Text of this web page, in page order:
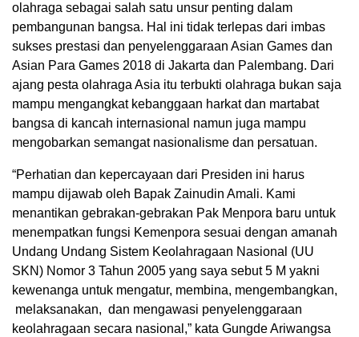
olahraga sebagai salah satu unsur penting dalam
pembangunan bangsa. Hal ini tidak terlepas dari imbas
sukses prestasi dan penyelenggaraan Asian Games dan
Asian Para Games 2018 di Jakarta dan Palembang. Dari
ajang pesta olahraga Asia itu terbukti olahraga bukan saja
mampu mengangkat kebanggaan harkat dan martabat
bangsa di kancah internasional namun juga mampu
mengobarkan semangat nasionalisme dan persatuan.
“Perhatian dan kepercayaan dari Presiden ini harus
mampu dijawab oleh Bapak Zainudin Amali. Kami
menantikan gebrakan-gebrakan Pak Menpora baru untuk
menempatkan fungsi Kemenpora sesuai dengan amanah
Undang Undang Sistem Keolahragaan Nasional (UU
SKN) Nomor 3 Tahun 2005 yang saya sebut 5 M yakni
kewenanga untuk mengatur, membina, mengembangkan,
melaksanakan, dan mengawasi penyelenggaraan
keolahragaan secara nasional,” kata Gungde Ariwangsa